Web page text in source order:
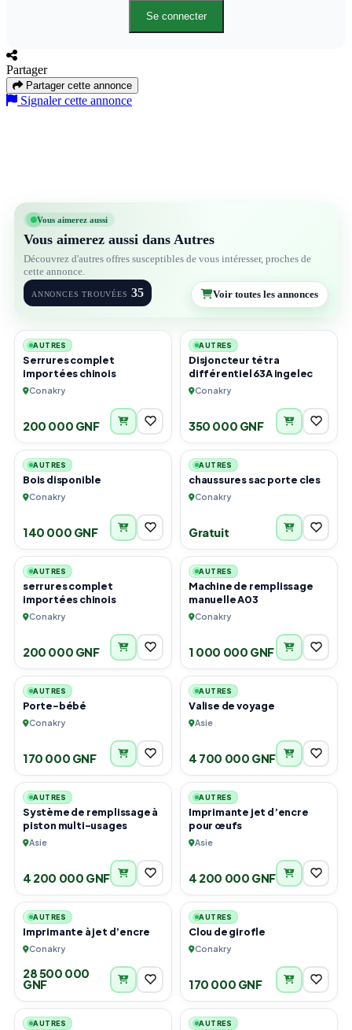
Se connecter
Partager
Partager cette annonce
Signaler cette annonce
Vous aimerez aussi
Vous aimerez aussi dans Autres
Découvrez d'autres offres susceptibles de vous intéresser, proches de
cette annonce.
ANNONCES TROUVÉES 35 Voir toutes les annonces
AUTRES
Serrures complet
importées chinois
Conakry
200 000 GNF
AUTRES
Disjoncteur tétra
différentiel 63A ingelec
Conakry
350 000 GNF
1
AUTRES
Bois disponible
Conakry
140 000 GNF
6
AUTRES
chaussures sac porte cles
Conakry
Gratuit
2
AUTRES
serrures complet
importées chinois
Conakry
200 000 GNF
3
AUTRES
Machine de remplissage
manuelle A03
Conakry
1 000 000 GNF
3
AUTRES
Porte-bébé
Conakry
170 000 GNF
2
AUTRES
Valise de voyage
Asie
4 700 000 GNF
2
AUTRES
Système de remplissage à
piston multi-usages
Asie
4 200 000 GNF
3
AUTRES
Imprimante jet d’encre
pour œufs
Asie
4 200 000 GNF
3
AUTRES
Imprimante à jet d’encre
Conakry
28 500 000
GNF
1
AUTRES
Clou de girofle
Conakry
170 000 GNF
7
AUTRES
1
AUTRES